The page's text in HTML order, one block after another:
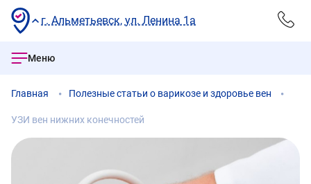
г. Альметьевск, ул. Ленина 1а
Меню
Главная Полезные статьи о варикозе и здоровье вен
УЗИ вен нижних конечностей